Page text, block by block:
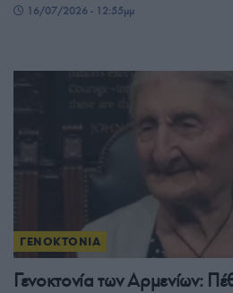
16/07/2026 - 12:55μμ
ΓΕΝΟΚΤΟΝΙΑ
Γενοκτονία των Αρμενίων: